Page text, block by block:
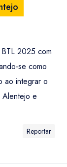
2025 com
se como
ao integrar o
Alentejo e
Reportar